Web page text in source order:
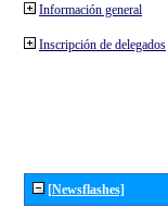
Información general
Inscripción de delegados
[Newsflashes]